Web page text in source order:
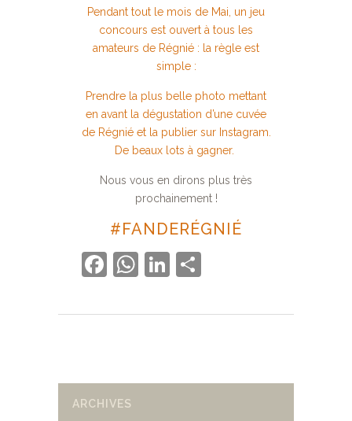
Pendant tout le mois de Mai, un jeu
concours est ouvert à tous les
amateurs de Régnié : la règle est
simple :
Prendre la plus belle photo mettant
en avant la dégustation d’une cuvée
de Régnié et la publier sur Instagram.
De beaux lots à gagner.
Nous vous en dirons plus très
prochainement !
#FANDERÉGNIÉ
Facebook
WhatsApp
LinkedIn
ARCHIVES